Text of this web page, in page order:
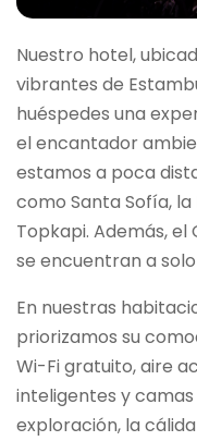
Nuestro hotel,
vibrantes de
huéspedes una
el encantador
estamos a poca
como Santa Sofía, la
Topkapi. Además, el
se encuentran a
En nuestras
priorizamos su
Wi-Fi gratuito, aire
inteligentes y
exploración, la